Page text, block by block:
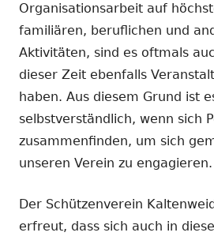
Organisationsarbeit auf
familiären, beruflichen und
Aktivitäten, sind es oftmals
dieser Zeit ebenfalls
haben. Aus diesem Grund ist
selbstverständlich, wenn sich
zusammenfinden, um sich
unseren Verein zu engagieren.
Der Schützenverein
erfreut, dass sich auch in